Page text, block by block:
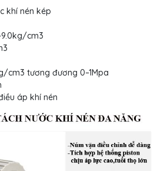
khí nén kép
cm3
cm3 tương đương 0–1Mpa
áp khí nén